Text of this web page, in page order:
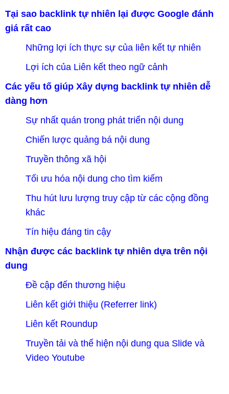
Tại sao backlink tự nhiên lại được Google đánh
giá rất cao
Những lợi ích thực sự của liên kết tự nhiên
Lợi ích của Liên kết theo ngữ cảnh
Các yếu tố giúp Xây dựng backlink tự nhiên dễ
dàng hơn
Sự nhất quán trong phát triển nội dung
Chiến lược quảng bá nội dung
Truyền thông xã hội
Tối ưu hóa nội dung cho tìm kiếm
Thu hút lưu lượng truy cập từ các cộng đồng
khác
Tín hiệu đáng tin cậy
Nhận được các backlink tự nhiên dựa trên nội
dung
Đề cập đến thương hiệu
Liên kết giới thiệu (Referrer link)
Liên kết Roundup
Truyền tải và thể hiện nội dung qua Slide và
Video Youtube